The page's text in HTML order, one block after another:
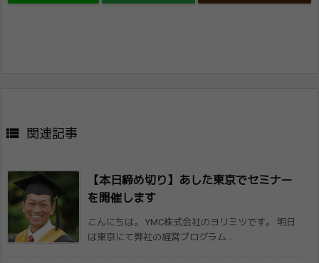
 関連記事
【本日締め切り】あした東京でセミナー
を開​催します
こんにちは。 YMC株式会社のヨリミツです。 明日
は東京にて弊社の経営プログラム ...